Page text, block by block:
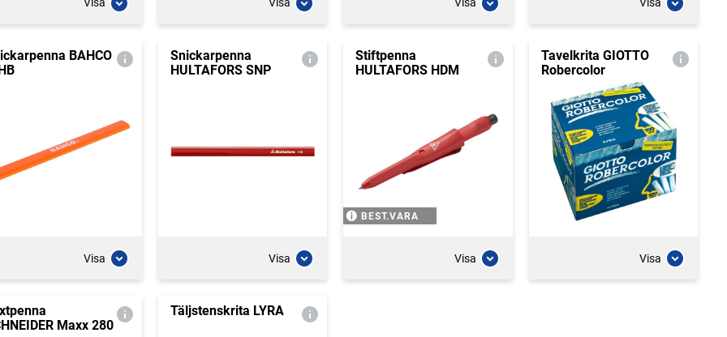
Visa Visa Visa Visa
BAHCO
Visa
Snickarpenna
HULTAFORS SNP
Visa
Stiftpenna
HULTAFORS HDM
BEST.VARA
Visa
Tavelkrita GIOTTO
Robercolor
Visa
Maxx 280
Täljstenskrita LYRA